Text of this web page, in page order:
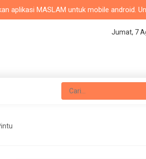
MASLAM untuk mobile android.
Jumat, 7